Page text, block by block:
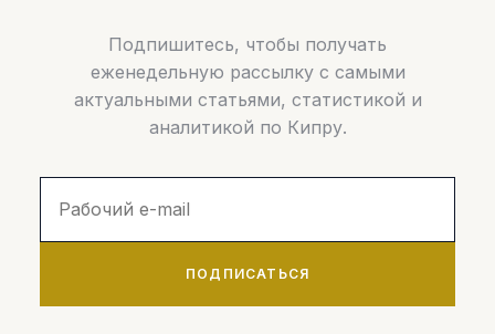
Подпишитесь, чтобы получать
еженедельную рассылку с самыми
актуальными статьями, статистикой и
аналитикой по Кипру.
ПОДПИСАТЬСЯ